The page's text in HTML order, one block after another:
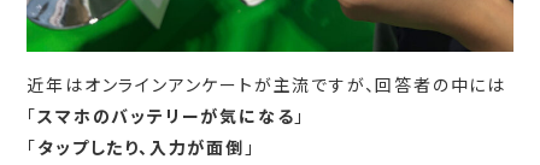
近年はオンラインアンケートが主流ですが、回答者の中には
「スマホのバッテリーが気になる 」
「タップしたり、入力が面倒 」